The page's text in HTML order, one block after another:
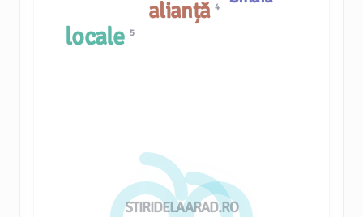
STIRIDELAARAD.RO
alianță 4
locale 5